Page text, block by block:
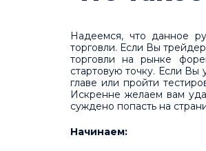
Надеемся, что данное
торговли. Если Вы
торговли на рынке
стартовую точку. Если
главе или пройти
Искренне желаем вам
суждено попасть на
Начинаем: